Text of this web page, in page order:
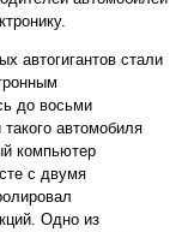
автогигантов стали
до восьми
автомобиля
компьютер
с двумя
Одно из